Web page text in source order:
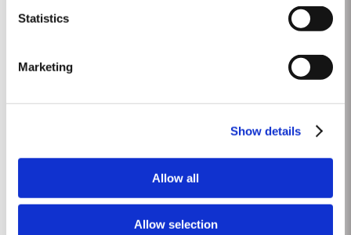
Statistics
Marketing
Show details
Allow all
Allow selection
zugleich die Eleganz und frische Säure bewahren,
assoziieren. Beeindruckend beim Taylor’s Vintage
Tannine, die aromatische Tiefe und wunderschöne,
GO BACK AKTIE